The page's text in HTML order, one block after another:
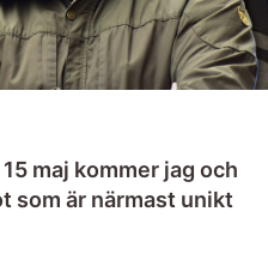
maj kommer jag och
som är närmast unikt